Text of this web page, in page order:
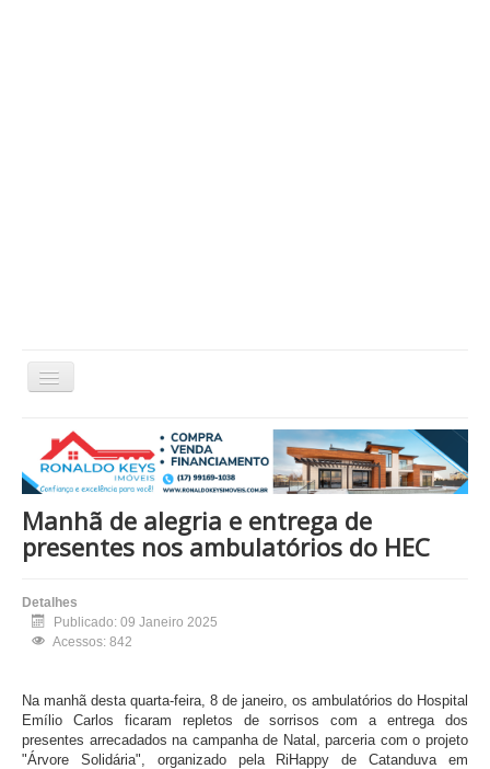
Alternar
Home Cultura Economia Educação
Esportes Eventos Filmes em Cartaz Região
Política Saúde Tecnologia Cinema / Série / TV
Nacional / Mundo Vida / Estilo Artigo / Coluna
Manhã de alegria e entrega de
presentes nos ambulatórios do HEC
Detalhes
Publicado: 09 Janeiro 2025
Acessos: 842
Na manhã desta quarta-feira, 8 de janeiro , os ambulatórios do Hospital
Emílio Carlos ficaram repletos de sorrisos com a entrega dos
presentes arrecadados na campanha de Natal , parceria com oprojeto
"Árvore Solidária", organizado pela RiHappy de Catanduva em